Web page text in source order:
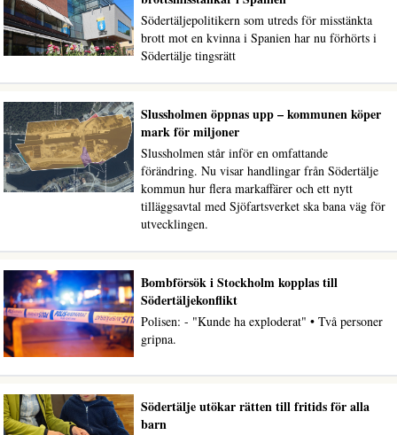
Södertäljepolitikern som utreds för misstänkta
brott mot en kvinna i Spanien har nu förhörts i
Södertälje tingsrätt
Slussholmen öppnas upp – kommunen köper
mark för miljoner
Slussholmen står inför en omfattande
förändring. Nu visar handlingar från Södertälje
kommun hur flera markaffärer och ett nytt
tilläggsavtal med Sjöfartsverket ska bana väg för
utvecklingen.
Bombförsök i Stockholm kopplas till
Södertäljekonflikt
Polisen: - "Kunde ha exploderat" • Två personer
gripna.
Södertälje utökar rätten till fritids för alla
barn